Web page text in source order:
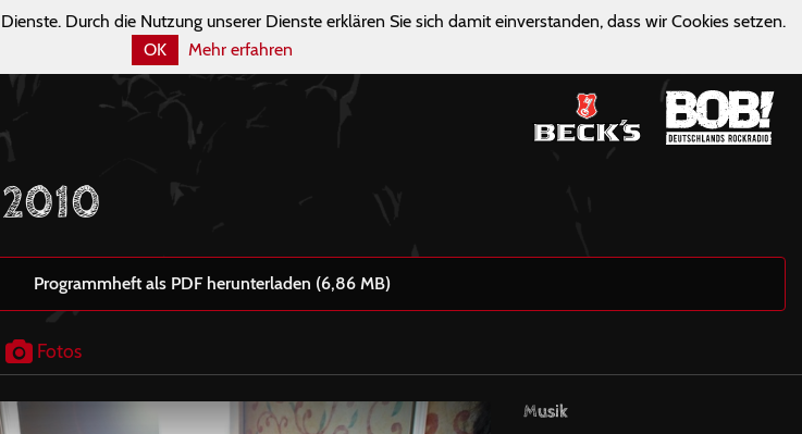
Durch die Nutzung unserer Dienste erklären Sie sich damit einverstanden, dass wir Cookies setzen.
OK
Mehr erfahren
Programmheft als PDF herunterladen (6,86 MB)
Fotos
Musik